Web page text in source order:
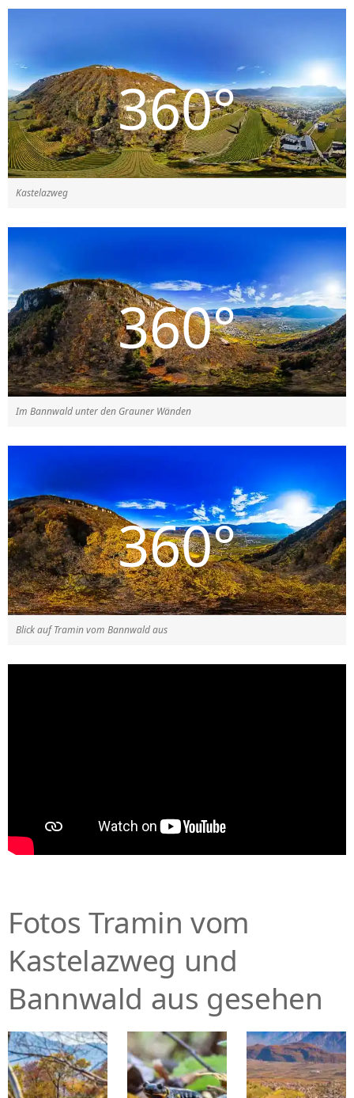
Kastelazweg
Im Bannwald unter den Grauner Wänden
Blick auf Tramin vom Bannwald aus
Fotos Tramin vom
Kastelazweg und
Bannwald aus gesehen